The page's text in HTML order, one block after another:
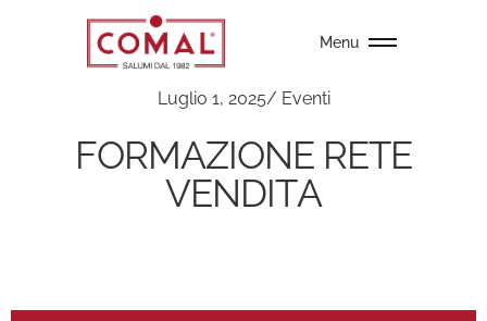
Menu
Luglio 1, 2025/ Eventi
FORMAZIONE RETE
VENDITA